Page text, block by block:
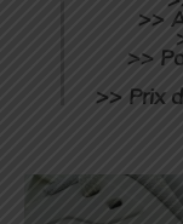
>>
>>
>> Prix